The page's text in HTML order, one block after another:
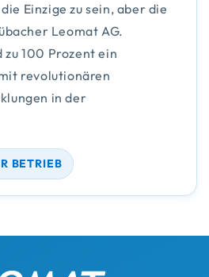
Einzige zu sein, aber die
Leomat AG.
zu 100 Prozent ein
revolutionären
in der
BETRIEB